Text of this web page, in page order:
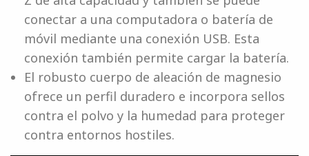
conectar a una computadora o batería de
móvil mediante una conexión USB. Esta
conexión también permite cargar la batería.
El robusto cuerpo de aleación de magnesio
ofrece un perfil duradero e incorpora sellos
contra el polvo y la humedad para proteger
contra entornos hostiles.